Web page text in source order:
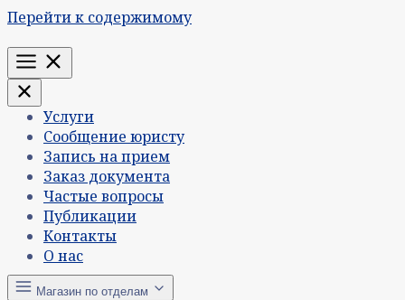
Перейти к содержимому
Меню
Услуги
Сообщение юристу
Запись на прием
Заказ документа
Частые вопросы
Публикации
Контакты
О нас
Магазин по отделам